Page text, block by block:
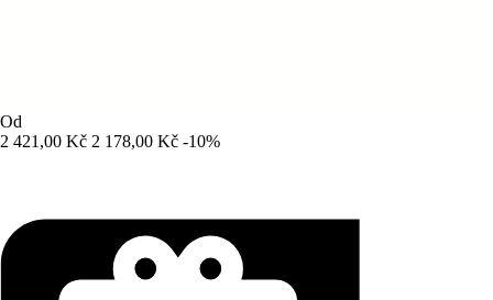
Od
2 421,00 Kč 2 178,00 Kč -10%